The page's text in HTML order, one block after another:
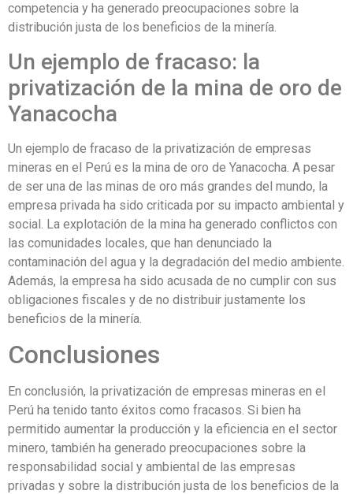
competencia y ha generado preocupaciones sobre la
distribución justa de los beneficios de la minería.
Un ejemplo de fracaso: la
privatización de la mina de oro de
Yanacocha
Un ejemplo de fracaso de la privatización de empresas
mineras en el Perú es la mina de oro de Yanacocha. A pesar
de ser una de las minas de oro más grandes del mundo, la
empresa privada ha sido criticada por su impacto ambiental y
social. La explotación de la mina ha generado conflictos con
las comunidades locales, que han denunciado la
contaminación del agua y la degradación del medio ambiente.
Además, la empresa ha sido acusada de no cumplir con sus
obligaciones fiscales y de no distribuir justamente los
beneficios de la minería.
Conclusiones
En conclusión, la privatización de empresas mineras en el
Perú ha tenido tanto éxitos como fracasos. Si bien ha
permitido aumentar la producción y la eficiencia en el sector
minero, también ha generado preocupaciones sobre la
responsabilidad social y ambiental de las empresas
privadas y sobre la distribución justa de los beneficios de la